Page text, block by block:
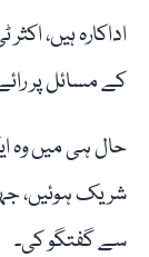
اداکارہ ہیں،
کے مسائل پر
حال ہی میں وہ
شریک ہوئیں،
سے گفتگو کی۔